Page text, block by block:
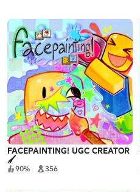
FACEPAINTING! UGC CREATOR
🖌️
90% 356